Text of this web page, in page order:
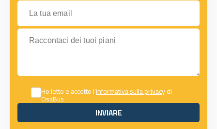
La tua email
Raccontaci dei tuoi piani
Ho letto e accetto l’Informativa sulla privacydi
OsaBus
INVIARE
INVIARE